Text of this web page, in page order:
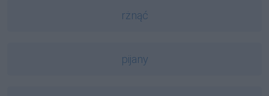
rżnąć
pijany